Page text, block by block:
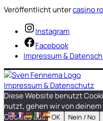
Veröffentlicht untercasino
Instagram
Facebook
Impressum &
Impressum & Datenschutz
Diese Website benutzt
nutzt, gehen wir von
Cookies aus. OK Nein / No